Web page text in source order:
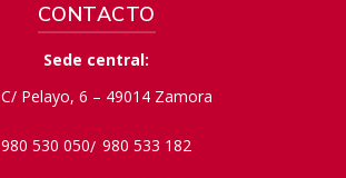
CONTACTO
Sede central:
C/ Pelayo, 6 – 49014 Zamora
980 530 050/ 980 533 182